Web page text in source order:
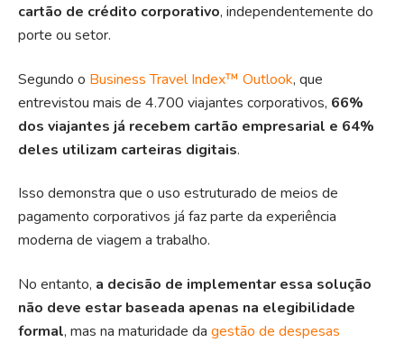
cartão de crédito corporativo, independentemente do
porte ou setor.
Segundo o Business Travel Index™ Outlook, que
entrevistou mais de 4.700 viajantes corporativos, 66%
dos viajantes já recebem cartão empresarial e 64%
deles utilizam carteiras digitais.
Isso demonstra que o uso estruturado de meios de
pagamento corporativos já faz parte da experiência
moderna de viagem a trabalho.
No entanto, a decisão de implementar essa solução
não deve estar baseada apenas na elegibilidade
formal, mas na maturidade da gestão de despesas